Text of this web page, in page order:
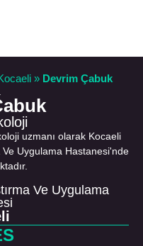
» Devrim Çabuk
uzmanı olarak Kocaeli
Uygulama Hastanesi'nde
Ve Uygulama